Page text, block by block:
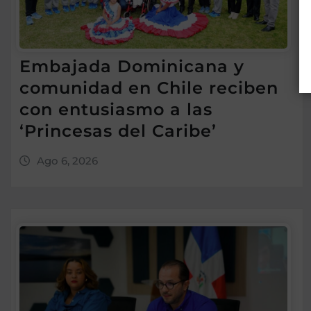
Embajada Dominicana y
comunidad en Chile reciben
con entusiasmo a las
‘Princesas del Caribe’
Ago 6, 2026